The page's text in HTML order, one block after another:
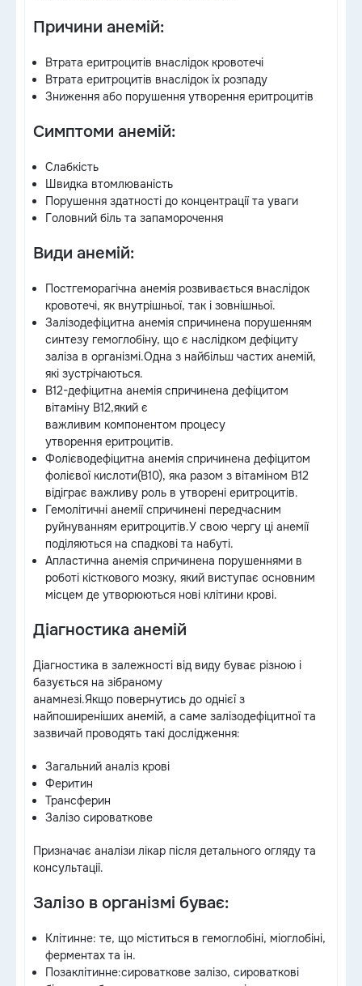
Причини анемій:
Втрата еритроцитів внаслідок кровотечі
Втрата еритроцитів внаслідок їх розпаду
Зниження або порушення утворення еритроцитів
Симптоми анемій:
Слабкість
Швидка втомлюваність
Порушення здатності до концентрації та уваги
Головний біль та запаморочення
Види анемій:
Постгеморагічна анемія розвивається внаслідок
кровотечі, як внутрішньої, так і зовнішньої.
Залізодефіцитна анемія спричинена порушенням
синтезу гемоглобіну, що є наслідком дефіциту
заліза в організмі.Одна з найбільш частих анемій,
які зустрічаються.
B12-дефіцитна анемія спричинена дефіцитом
вітаміну B12,який є
важливим компонентом процесу
утворення еритроцитів.
Фолієводефіцитна анемія спричинена дефіцитом
фолієвої кислоти(B10), яка разом з вітаміном B12
відіграє важливу роль в утворені еритроцитів.
Гемолітичні анемії спричинені передчасним
руйнуванням еритроцитів.У свою чергу ці анемії
поділяються на спадкові та набуті.
Апластична анемія спричинена порушеннями в
роботі кісткового мозку, який виступає основним
місцем де утворюються нові клітини крові.
Діагностика анемій
Діагностика в залежності від виду буває різною і
базується на зібраному
анамнезі.Якщо повернутись до однієї з
найпоширеніших анемій, а саме залізодефіцитної та
зазвичай проводять такі дослідження:
Загальний аналіз крові
Феритин
Трансферин
Залізо сироваткове
Призначає аналізи лікар після детального огляду та
консультації.
Залізо в організмі буває:
Клітинне: те, що міститься в гемоглобіні, міоглобіні,
ферментах та ін.
Позаклітинне:сироваткове залізо, сироваткові